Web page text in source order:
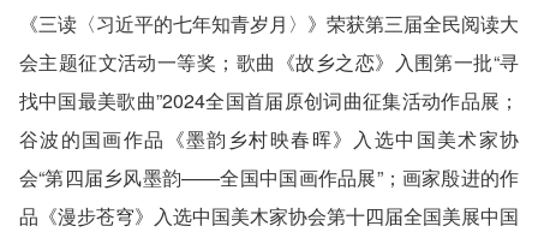
《三读〈习近平的七年知青岁月〉》荣获第三届全民阅读大
会主题征文活动一等奖；歌曲《故乡之恋》入围第一批“寻
找中国最美歌曲”2024全国首届原创词曲征集活动作品展；
谷波的国画作品《墨韵乡村映春晖》入选中国美术家协
会“第四届乡风墨韵——全国中国画作品展”；画家殷进的作
品《漫步苍穹》入选中国美木家协会第十四届全国美展中国